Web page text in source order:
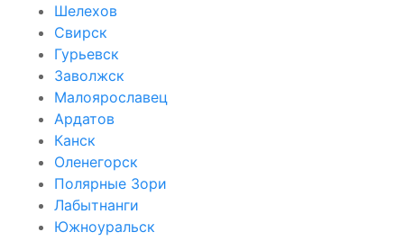
Шелехов
Свирск
Гурьевск
Заволжск
Малоярославец
Ардатов
Канск
Оленегорск
Полярные Зори
Лабытнанги
Южноуральск